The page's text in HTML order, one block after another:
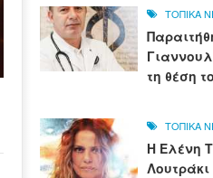
ΤΟΠΙΚΑ
τη θέση
ΤΟΠΙΚΑ
Η Ελένη